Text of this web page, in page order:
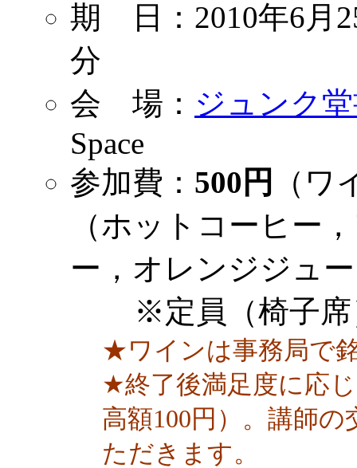
期 日：2010年6月
分
会 場： ジュンク
Space
参加費： 500円
（
（ホットコーヒー
ー，オレンジジュ
※定員（椅子席
★ワインは事務局で
★終了後満足度に応
高額100円）。講師
ただきます。